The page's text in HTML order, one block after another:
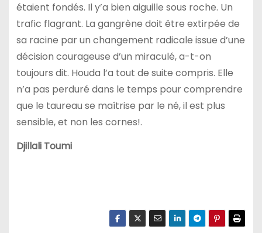
étaient fondés. Il y’a bien aiguille sous roche. Un
trafic flagrant. La gangrène doit être extirpée de
sa racine par un changement radicale issue d’une
décision courageuse d’un miraculé, a-t-on
toujours dit. Houda l’a tout de suite compris. Elle
n’a pas perduré dans le temps pour comprendre
que le taureau se maîtrise par le né, il est plus
sensible, et non les cornes!.
Djillali Toumi